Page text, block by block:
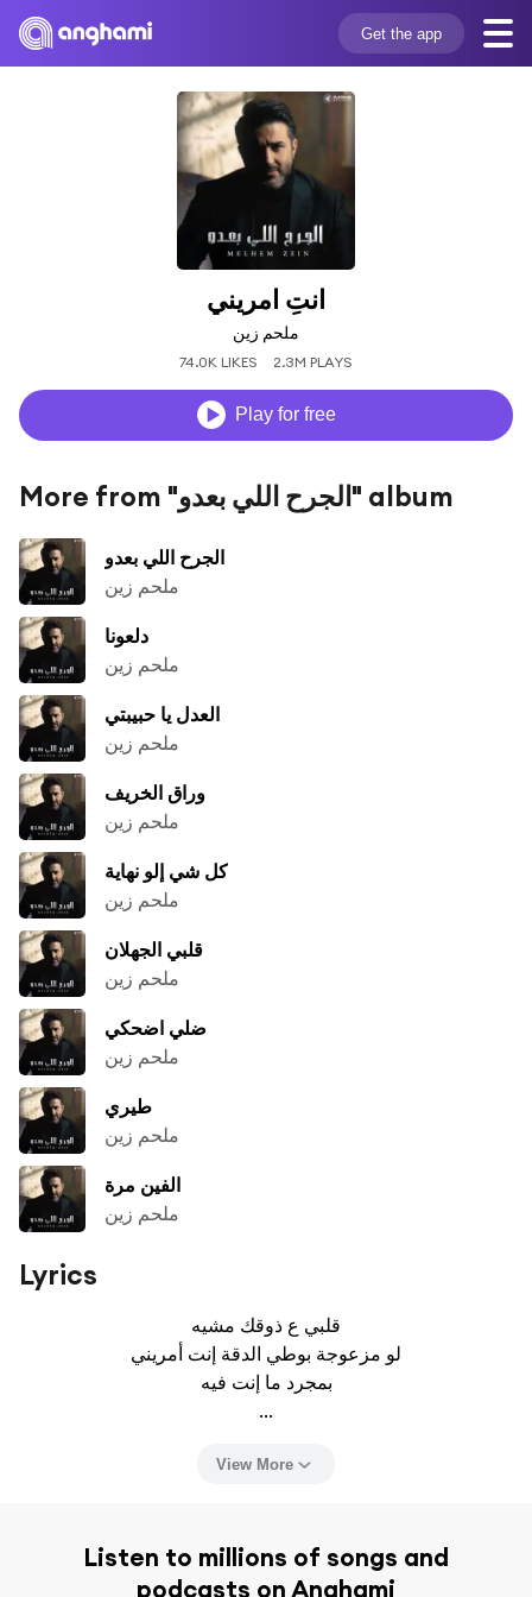
Get the app
انتِ امريني
ملحم زين
74.0K LIKES 2.3M PLAYS
Play for free
More from "الجرح اللي بعدو" album
الجرح اللي بعدو
ملحم زين
دلعونا
ملحم زين
العدل يا حبيبتي
ملحم زين
وراق الخريف
ملحم زين
كل شي إلو نهاية
ملحم زين
قلبي الجهلان
ملحم زين
ضلي اضحكي
ملحم زين
طيري
ملحم زين
الفين مرة
ملحم زين
Lyrics
قلبي ع ذوقك مشيه
لو مزعوجة بوطي الدقة إنت أمريني
بمجرد ما إنت فيه
...
View More
Listen to millions of songs and
podcasts on Anghami